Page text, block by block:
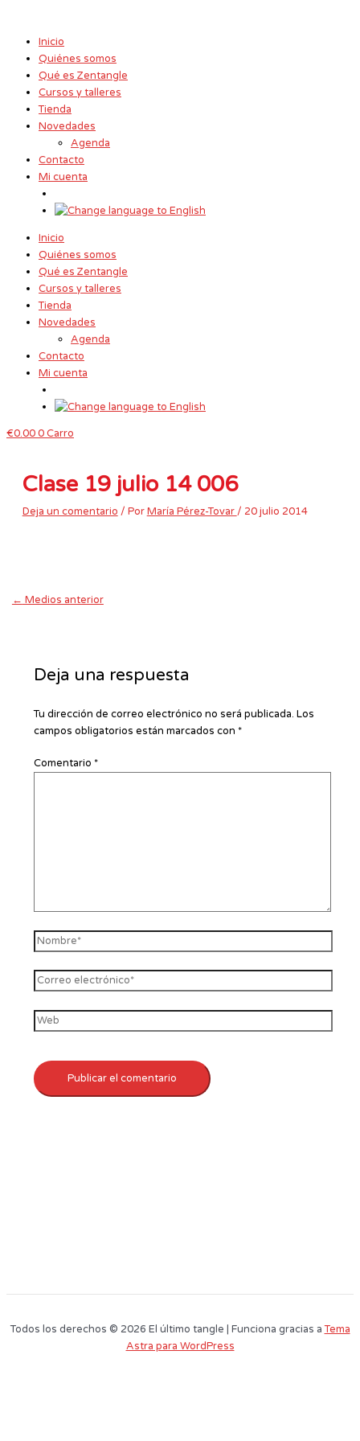
contenido
Inicio
Quiénes somos
Qué es Zentangle
Cursos y talleres
Tienda
Novedades
Agenda
Contacto
Mi cuenta
Inicio
Quiénes somos
Qué es Zentangle
Cursos y talleres
Tienda
Novedades
Agenda
Contacto
Mi cuenta
€0.000Carro
Clase 19 julio 14 006
Deja un comentario / PorMaría Pérez-Tovar / 20 julio 2014
← Medios anterior
Deja una respuesta
Tu dirección de correo electrónico no será publicada. Los
campos obligatorios están marcados con *
Comentario *
Todos los derechos © 2026 El último tangle | Funciona gracias aTema
Astra para WordPress